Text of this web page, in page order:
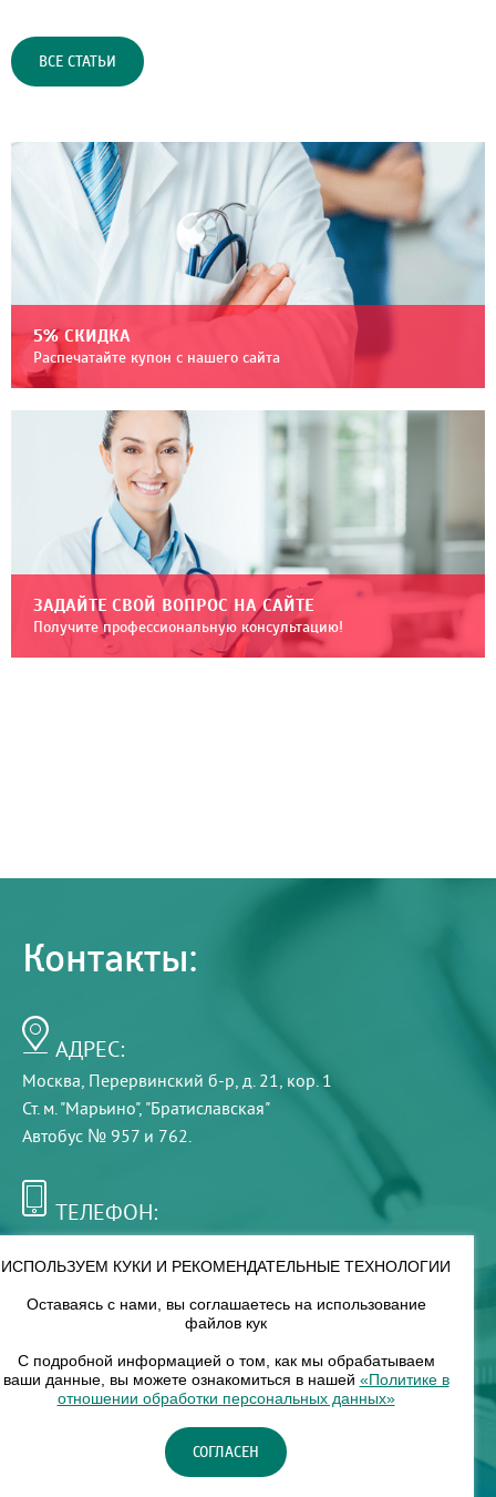
ВСЕ СТАТЬИ
5% СКИДКА
Распечатайте купон с нашего сайта
ЗАДАЙТЕ СВОЙ ВОПРОС НА САЙТЕ
Получите профессиональную консультацию!
Контакты:
АДРЕС:
Москва, Перервинский б-р, д. 21, кор. 1
Ст. м. "Марьино", "Братиславская"
Автобус № 957 и 762.
ТЕЛЕФОН:
РЕЖИМ РАБОТЫ:
8 — 18
НАШ ФИЛИАЛ:
Москва, м. Нагорное, Нагорный б-р, д. 19, кор. 1
ИСПОЛЬЗУЕМ КУКИ И РЕКОМЕНДАТЕЛЬНЫЕ ТЕХНОЛОГИИ
Оставаясь с нами, вы соглашаетесь на использование
файлов кук
С подробной информацией о том, как мы обрабатываем
ваши данные, вы можете ознакомиться в нашей «Политике в
отношении обработки персональных данных»
СОГЛАСЕН